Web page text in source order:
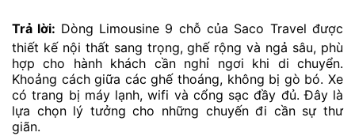
Trả lời: Dòng Limousine 9 chỗ của Saco Travel được
thiết kế nội thất sang trọng, ghế rộng và ngả sâu, phù
hợp cho hành khách cần nghỉ ngơi khi di chuyển.
Khoảng cách giữa các ghế thoáng, không bị gò bó. Xe
có trang bị máy lạnh, wifi và cổng sạc đầy đủ. Đây là
lựa chọn lý tưởng cho những chuyến đi cần sự thư
giãn.